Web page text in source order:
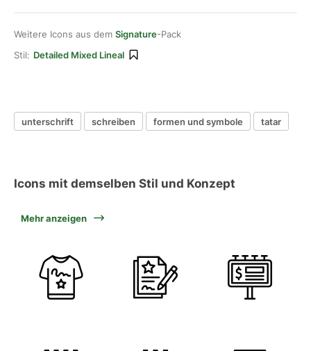
Weitere Icons aus dem Signature-Pack
Stil: Detailed Mixed Lineal
unterschrift schreiben formen und symbole tatar
Icons mit demselben Stil und Konzept
Mehr anzeigen